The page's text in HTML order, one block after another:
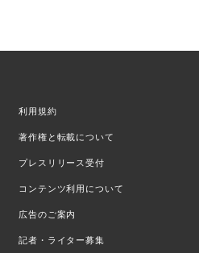
利用規約
著作権と転載について
プレスリリース受付
コンテンツ利用について
広告のご案内
記者・ライター募集